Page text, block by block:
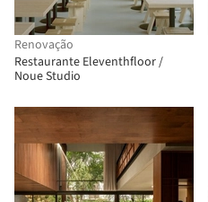
Renovação
Restaurante Eleventhfloor /
Noue Studio